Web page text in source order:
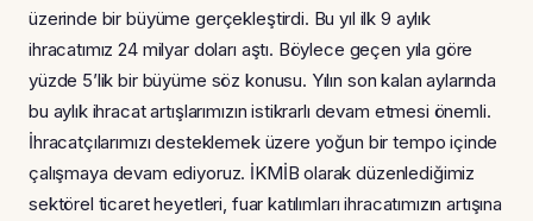
üzerinde bir büyüme gerçekleştirdi. Bu yıl ilk 9 aylık
ihracatımız 24 milyar doları aştı. Böylece geçen yıla göre
yüzde 5’lik bir büyüme söz konusu. Yılın son kalan aylarında
bu aylık ihracat artışlarımızın istikrarlı devam etmesi önemli.
İhracatçılarımızı desteklemek üzere yoğun bir tempo içinde
çalışmaya devam ediyoruz. İKMİB olarak düzenlediğimiz
sektörel ticaret heyetleri, fuar katılımları ihracatımızın artışına